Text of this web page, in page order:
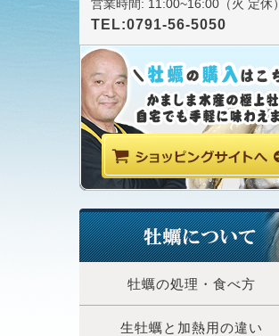
営業時間: 11:00~16:00（火 定休）
TEL:0791-56-5050
牡蠣の処理・食べ方
生牡蠣と加熱用の違い